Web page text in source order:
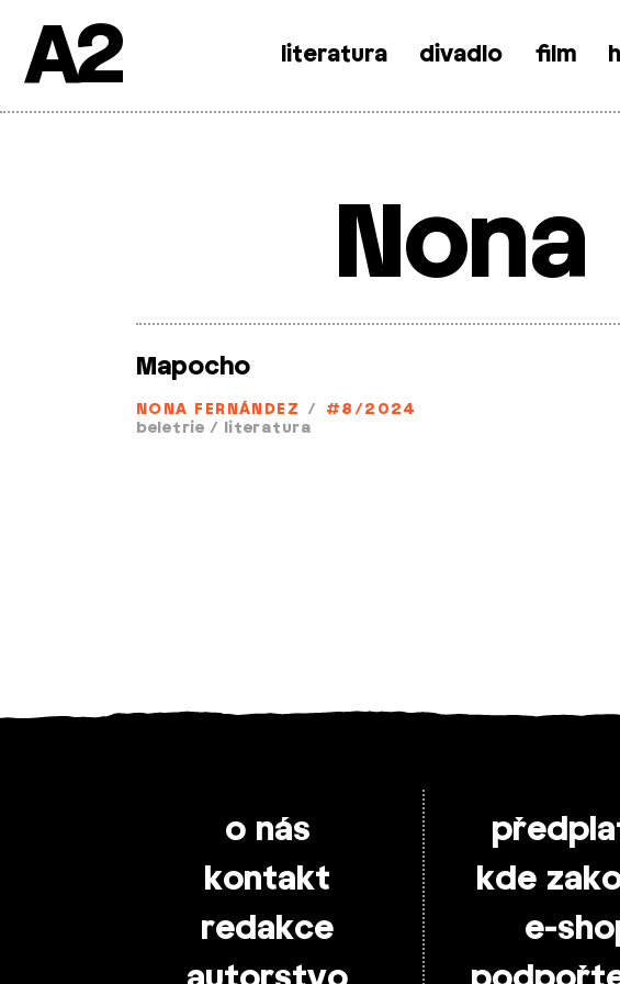
SkipA2 literatura divadlo film
Mapocho
NONA FERNÁNDEZ /
#8/2024
beletrie / literatura
o nás
kontakt
redakce
kde
e-